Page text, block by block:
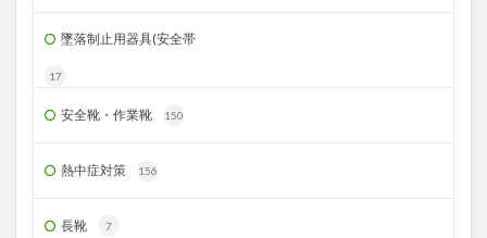
墜落制止用器具(安全帯
17
安全靴・作業靴 150
熱中症対策 156
長靴 7